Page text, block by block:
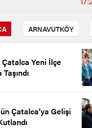
ARNAVUTKÖY
Yeni İlçe
Çatalca’ya Gelişi